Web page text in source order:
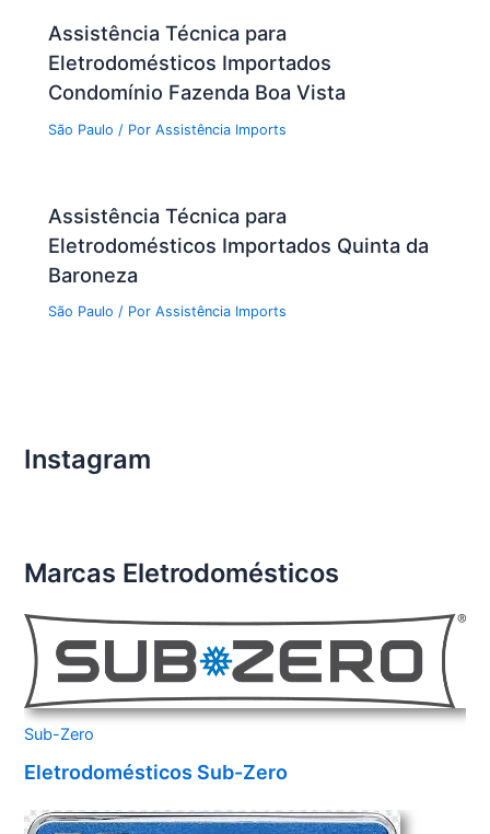
Assistência Técnica para
Eletrodomésticos Importados
Condomínio Fazenda Boa Vista
São Paulo / PorAssistência Imports
Assistência Técnica para
Eletrodomésticos Importados Quinta da
Baroneza
São Paulo / PorAssistência Imports
Instagram
Marcas Eletrodomésticos
Sub-Zero
Eletrodomésticos Sub-Zero